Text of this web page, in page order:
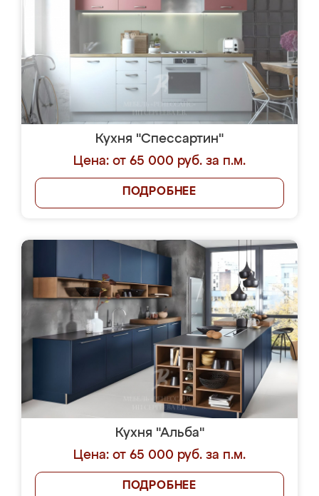
Кухня "Спессартин"
Цена: от 65 000 руб. за п.м.
ПОДРОБНЕЕ
Кухня "Альба"
Цена: от 65 000 руб. за п.м.
ПОДРОБНЕЕ